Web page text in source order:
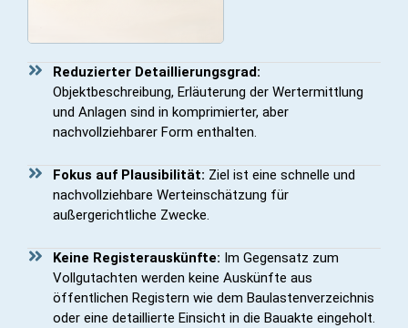
Reduzierter Detaillierungsgrad:
Objektbeschreibung, Erläuterung der Wertermittlung
und Anlagen sind in komprimierter, aber
nachvollziehbarer Form enthalten.
Fokus auf Plausibilität: Ziel ist eine schnelle und
nachvollziehbare Werteinschätzung für
außergerichtliche Zwecke.
Keine Registerauskünfte: Im Gegensatz zum
Vollgutachten werden keine Auskünfte aus
öffentlichen Registern wie dem Baulastenverzeichnis
oder eine detaillierte Einsicht in die Bauakte eingeholt.